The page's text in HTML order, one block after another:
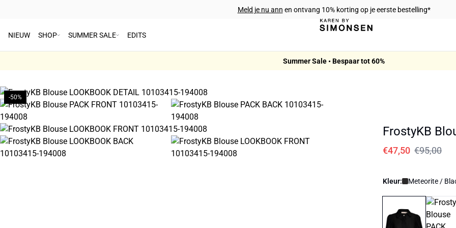
Meld je nu ann en ontvang 10% korting op je eerste bestelling*
NIEUW SHOP SUMMER SALE EDITS
Summer Sale • Bespaar tot 60%
-50%
FrostyKB
€47,50 €95,00
Kleur: Meteorite /